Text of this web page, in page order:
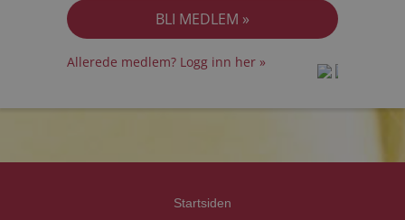
Allerede medlem? Logg inn her »
Startsiden